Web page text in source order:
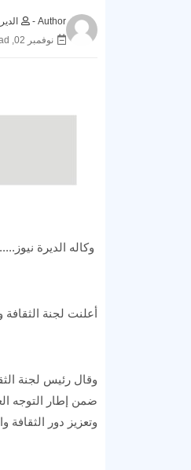
Author -
نوفمبر 02, 2024
وكاله الديرة
أعلنت لجنة
وقال رئيس لجنة
ضمن إطار التوجه
وتعزيز دور الثقافة